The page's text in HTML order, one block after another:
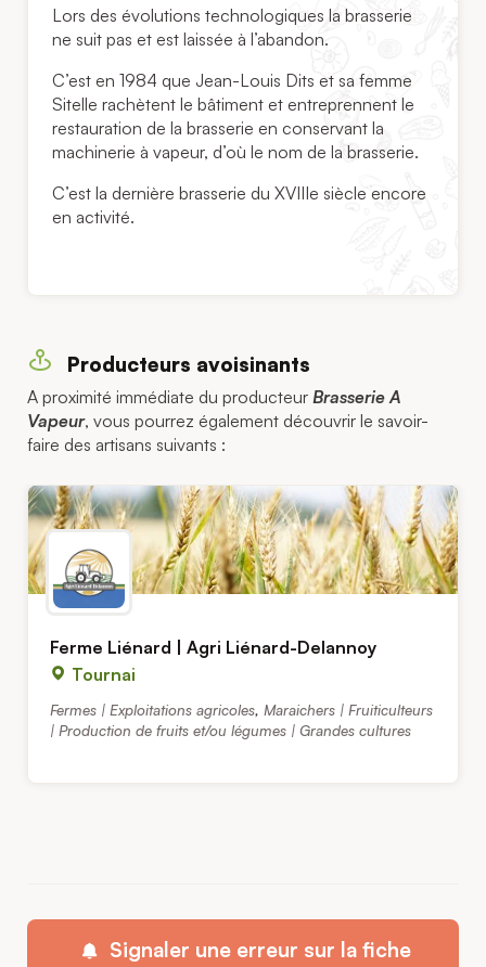
Lors des évolutions technologiques la brasserie
ne suit pas et est laissée à l’abandon.
C’est en 1984 que Jean-Louis Dits et sa femme
Sitelle rachètent le bâtiment et entreprennent le
restauration de la brasserie en conservant la
machinerie à vapeur, d’où le nom de la brasserie.
C’est la dernière brasserie du XVIIIe siècle encore
en activité.
Producteurs avoisinants
A proximité immédiate du producteur Brasserie A
Vapeur, vous pourrez également découvrir le savoir-
faire des artisans suivants :
Ferme Liénard | Agri Liénard-Delannoy
Tournai
Fermes | Exploitations agricoles, Maraichers | Fruiticulteurs
| Production de fruits et/ou légumes | Grandes cultures
Signaler une erreur sur la fiche